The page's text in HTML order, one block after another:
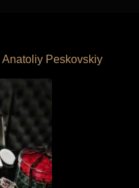
Anatoliy Peskovskiy